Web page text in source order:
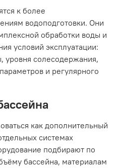
к более
водоподготовки. Они
обработки воды и
условий эксплуатации:
уровня солесодержания,
и регулярного
как дополнительный
системах
подбирают по
бассейна, материалам